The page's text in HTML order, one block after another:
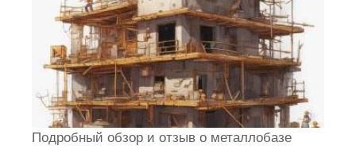
Подробный обзор и отзыв о металлобазе